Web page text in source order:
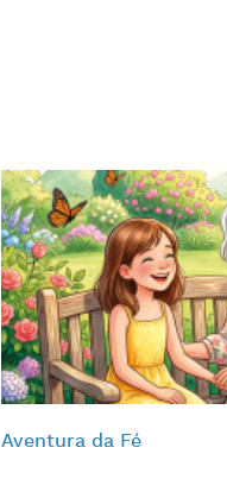
Aventura da Fé